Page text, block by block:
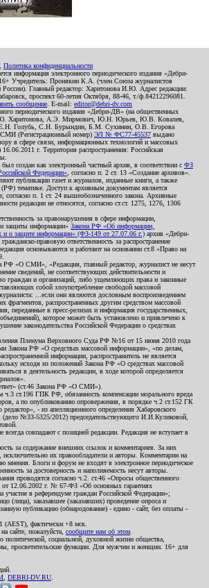
Политика конфиденциальности
информация электронного периодического издания «Дебри-
Учредитель: Пронякин К.А. (член Союза журналистов
России). Главный редактор: Харитонова И.Ю. Адрес редакции:
проспект 60-летия Октября, 88-46, т./ф.84212296081.
сообщение . E-mail: editor@debri-dv.com
периодического издания «Дебри-ДВ» (на общественных
Харитонова, А.Э. Мирмович, Ю.Н. Юрьев, Ю.В. Ковалев,
Голубь, С.Н. Бурындин, Б.М. Сухинин, О.В. Егорова
СМИ (Регистрационный номер) ЭЛ № ФС77-45537 выдано
в сфере связи, информационных технологий и массовых
г. Территория распространения: Российская
создан как электронный частный архив, в соответствии с ФЗ
Федерации» , согласно п. 2 ст. 13 «Создание архивов».
публикации газет и журналов, изданные книги, а также
(РФ) тематике. Доступ к архивным документам является
согласно п. 1 ст. 24 вышеобозначенного закона. Архивные
редакции не относятся, согласно ст.ст. 1275, 1276, 1306
за правонарушения в сфере информации,
защиты информации» Закона РФ «Об информации,
и о защите информации» (ФЗ-149 от 27.07.06 г.) архив «Дебри-
правовую ответственность за распространение
основываются и работают на основании ст.8 «Право на
РФ «О СМИ», «Редакция, главный редактор, журналист не несут
сведений, не соответствующих действительности и
граждан и организаций, либо ущемляющих права и законные
собой злоупотребление свободой массовой
...если они являются дословным воспроизведением
фрагментов, распространенных другим средством массовой
переданные в пресс-релизах и информация государственных,
которое может быть установлено и привлечено к
законодательства Российской Федерации о средствах
Пленума Верховного Суда РФ №16 от 15 июня 2010 года
Закона РФ «О средствах массовой информации», «по делам,
информации, распространитель не является
исходя из положений Закона РФ «О средствах массовой
в деятельность редакции, в ходе которой определяется
(ст.46 Закона РФ «О СМИ»).
ч.3 ст.196 ГПК РФ, обязанность компенсации морального вреда
а по опубликованию опровержения, в порядке ч.2 ст.152 ГК
- из апелляционного определения Хабаровского
(дело №33-5325/2012) председательствующего И.И.Куликовой,
совпадают с позицией редакции. Редакция не вступает в
за содержание внешних ссылок и комментариев. За них
исключительно их правообладатели и авторы. Комментарии на
мнения. Блоги и форум не входят в электронное периодическое
за достоверность и наполняемость несут авторы.
проводятся согласно ч.2. ст.46 «Опросы общественного
от 12.06.2002 г. № 67-ФЗ «Об основных гарантиях
участие в референдуме граждан Российской Федерации»;
(лица), заказавшее (заказавших) проведение опроса и
публикацию (обнародование) - едино - сайт, без оплаты -
(AEST), фактически +8 мск.
сайте, пожалуйста, сообщите нам об этом
политической, социальной, духовной жизни общества,
просветительские функции. Для мужчин и женщин. 16+ для
DEBRI-DV.RU